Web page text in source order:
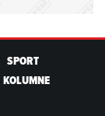
SPORT
KOLUMNE